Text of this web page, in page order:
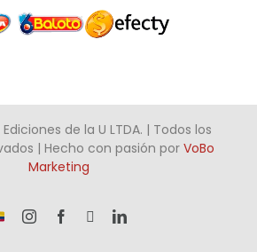
de la U LTDA. | Todos los
| Hecho con pasión por VoBo
Marketing
InstagramFacebook LinkedIn